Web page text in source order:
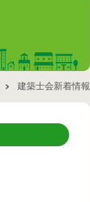
建築士会新着情報